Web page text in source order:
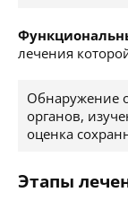
лечения
Обнаружение
органов,
оценка
Этапы